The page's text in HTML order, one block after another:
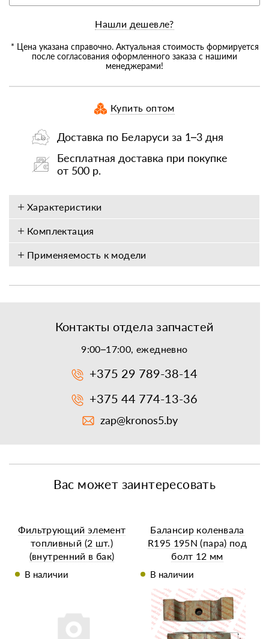
Нашли дешевле?
* Цена указана справочно. Актуальная стоимость формируется
после согласования оформленного заказа с нашими
менеджерами!
Купить оптом
Доставка по Беларуси за 1–3 дня
Бесплатная доставка при покупке
от 500 р.
Характеристики
Комплектация
Применяемость к модели
Контакты отдела запчастей
9:00–17:00, ежедневно
+375 29 789-38-14
+375 44 774-13-36
zap@kronos5.by
Вас может заинтересовать
Фильтрующий элемент
топливный (2 шт.)
(внутренний в бак)
В наличии
Балансир коленвала
R195 195N (пара) под
болт 12 мм
В наличии